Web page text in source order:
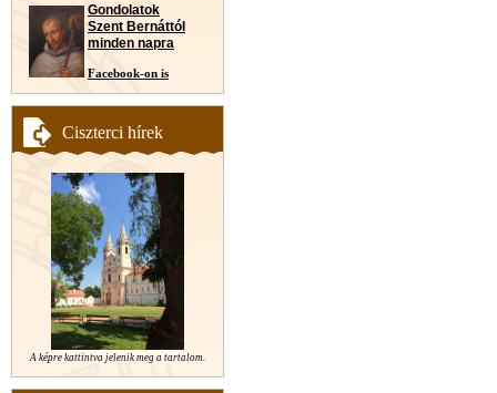
Gondolatok
Szent Bernáttól
minden napra
Facebook-on is
Ciszterci hírek
A képre kattintva jelenik meg a tartalom.